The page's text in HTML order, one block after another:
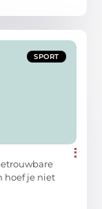
SPORT
hoef je niet